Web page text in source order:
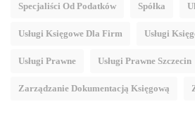
Specjaliści Od Podatków Spółka
Usługi Księgowe Dla Firm Usługi
Usługi Prawne Usługi Prawne Szczecin
Zarządzanie Dokumentacją Księgową